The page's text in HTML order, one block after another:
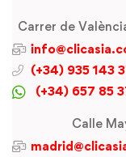
Carrer de
(+34) 935 143
(+34) 657 85
Calle